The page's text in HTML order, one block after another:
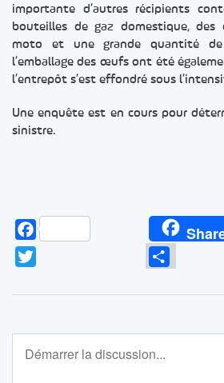
importante d’autres récipients
bouteilles de gaz domestique, des
moto et une grande quantité
l’emballage des œufs ont été
l’entrepôt s’est effondré sous
Une enquête est en cours pour
sinistre.
Facebook